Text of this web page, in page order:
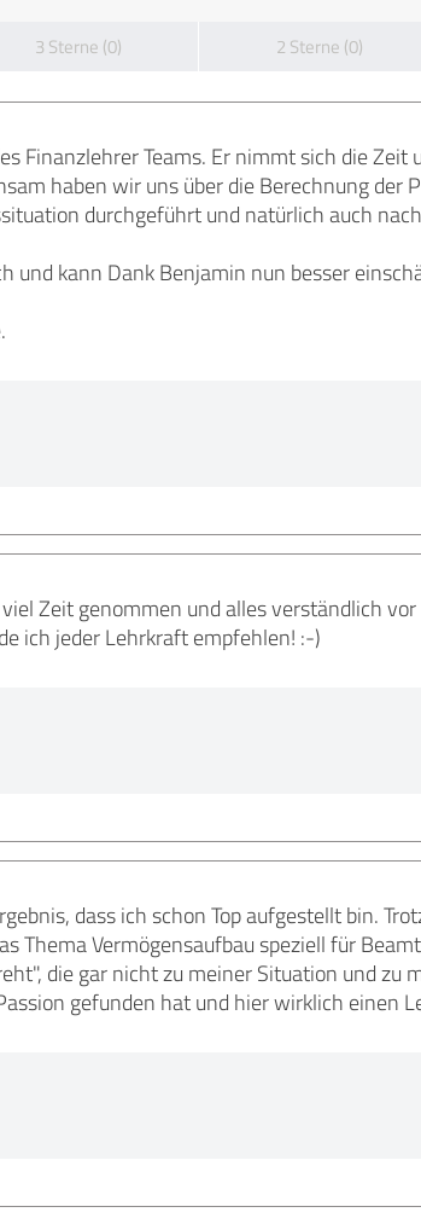
3 Sterne (0) 2 Sterne (0)
Finanzlehrer Teams. Er nimmt sich die Zeit
haben wir uns über die Berechnung der
durchgeführt und natürlich auch
und kann Dank Benjamin nun besser
Zeit genommen und alles verständlich
ich jeder Lehrkraft empfehlen! :-)
dass ich schon Top aufgestellt bin.
Thema Vermögensaufbau speziell für
die gar nicht zu meiner Situation und zu
gefunden hat und hier wirklich einen